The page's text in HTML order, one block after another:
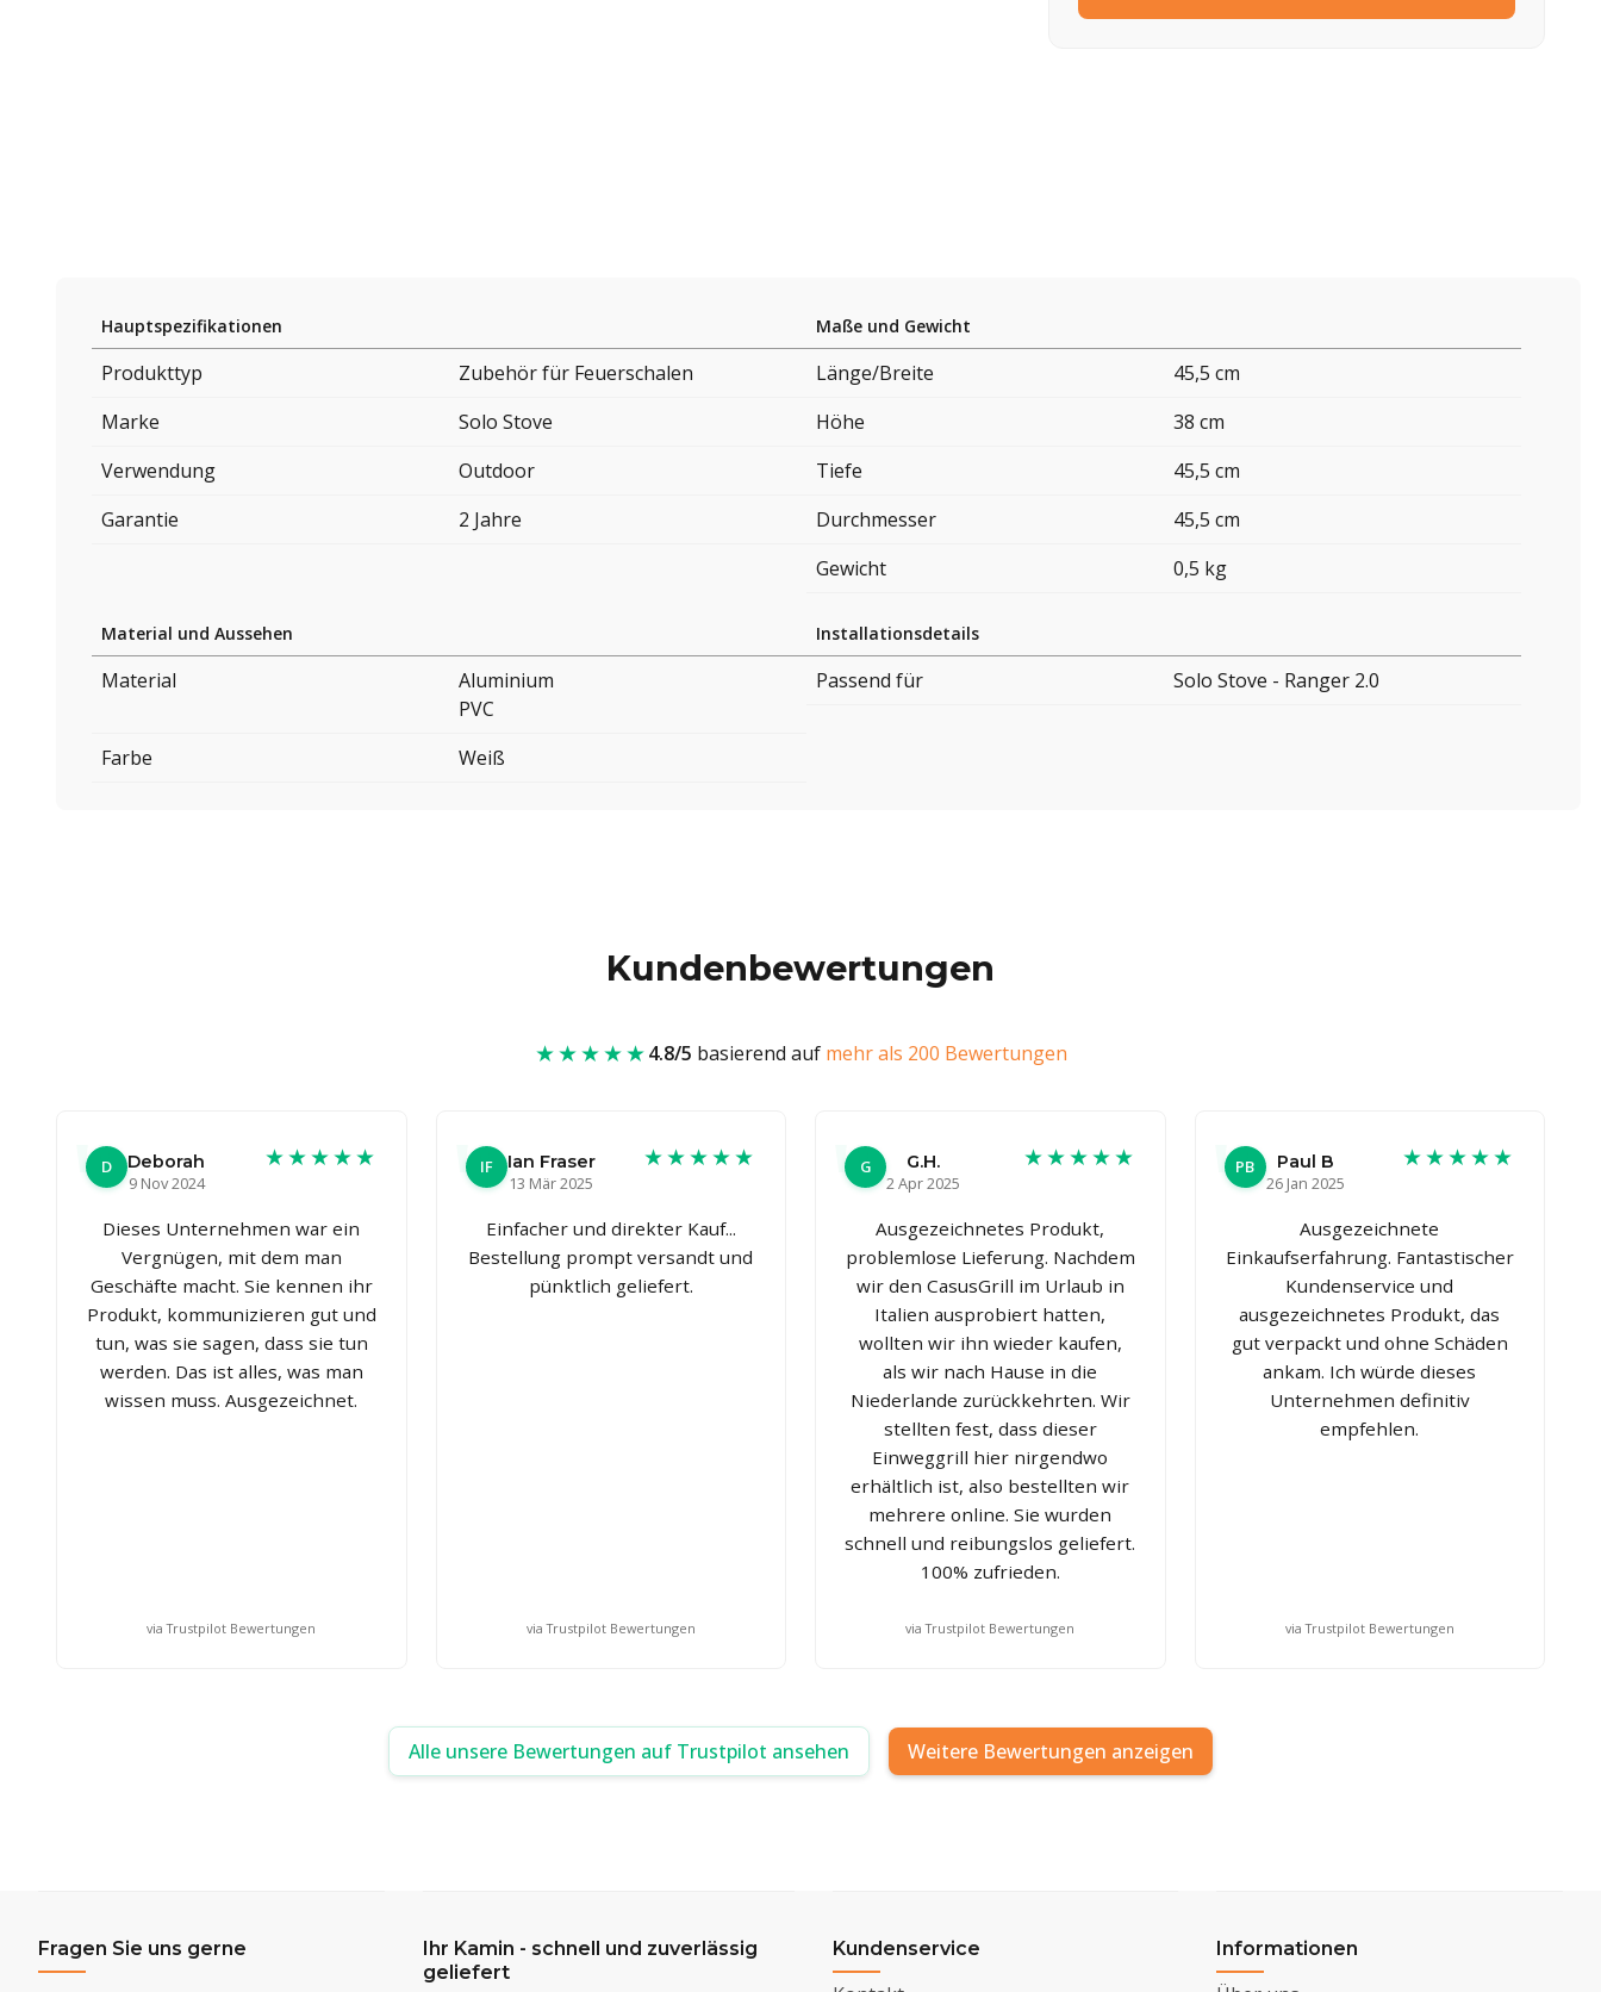
Hauptspezifikationen
Produkttyp
Zubehör für Feuerschalen
Marke
Solo Stove
Verwendung
Outdoor
Garantie
2 Jahre
Maße und Gewicht
Länge/Breite
45,5 cm
Höhe
38 cm
Tiefe
45,5 cm
Durchmesser
45,5 cm
Gewicht
0,5 kg
Material und Aussehen
Material
Aluminium
PVC
Farbe
Weiß
Installationsdetails
Passend für Solo Stove - Ranger 2.0
Kundenbewertungen
★★★★★4.8/5 basierend auf mehr als 200 Bewertungen
D
Deborah
9 Nov 2024
★★★★★
Dieses Unternehmen war ein
Vergnügen, mit dem man
Geschäfte macht. Sie kennen ihr
Produkt, kommunizieren gut und
tun, was sie sagen, dass sie tun
werden. Das ist alles, was man
wissen muss. Ausgezeichnet.
via Trustpilot Bewertungen
IF
Ian Fraser
13 Mär 2025
★★★★★
Einfacher und direkter Kauf...
Bestellung prompt versandt und
pünktlich geliefert.
via Trustpilot Bewertungen
G
G.H.
2 Apr 2025
★★★★★
Ausgezeichnetes Produkt,
problemlose Lieferung. Nachdem
wir den CasusGrill im Urlaub in
Italien ausprobiert hatten,
wollten wir ihn wieder kaufen,
als wir nach Hause in die
Niederlande zurückkehrten. Wir
stellten fest, dass dieser
Einweggrill hier nirgendwo
erhältlich ist, also bestellten wir
mehrere online. Sie wurden
schnell und reibungslos geliefert.
100% zufrieden.
via Trustpilot Bewertungen
PB
Paul B
26 Jan 2025
★★★★★
Ausgezeichnete
Einkaufserfahrung. Fantastischer
Kundenservice und
ausgezeichnetes Produkt, das
gut verpackt und ohne Schäden
ankam. Ich würde dieses
Unternehmen definitiv
empfehlen.
via Trustpilot Bewertungen
Alle unsere Bewertungen auf Trustpilot ansehen Weitere Bewertungen anzeigen
Fragen Sie uns gerne
Ihr Kamin - schnell und zuverlässig
geliefert
Kundenservice Informationen